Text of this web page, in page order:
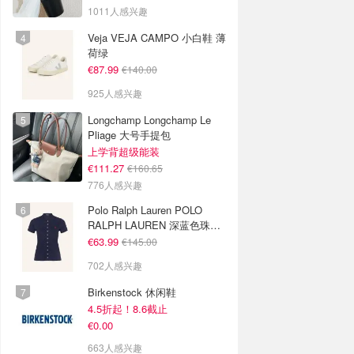
1011人感兴趣
Veja VEJA CAMPO 小白鞋 薄
荷绿
€87.99 €140.00
925人感兴趣
Longchamp Longchamp Le
Pliage 大号手提包
上学背超级能装
€111.27 €160.65
776人感兴趣
Polo Ralph Lauren POLO
RALPH LAUREN 深蓝色珠地
布 Polo衫
€63.99 €145.00
702人感兴趣
Birkenstock 休闲鞋
4.5折起！8.6截止
€0.00
663人感兴趣